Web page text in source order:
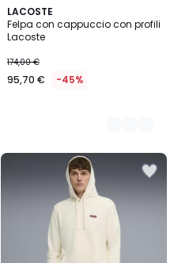
LACOSTE
Felpa con cappuccio con profili
Lacoste
174,00 €
95,70 € -45%
2
Colori